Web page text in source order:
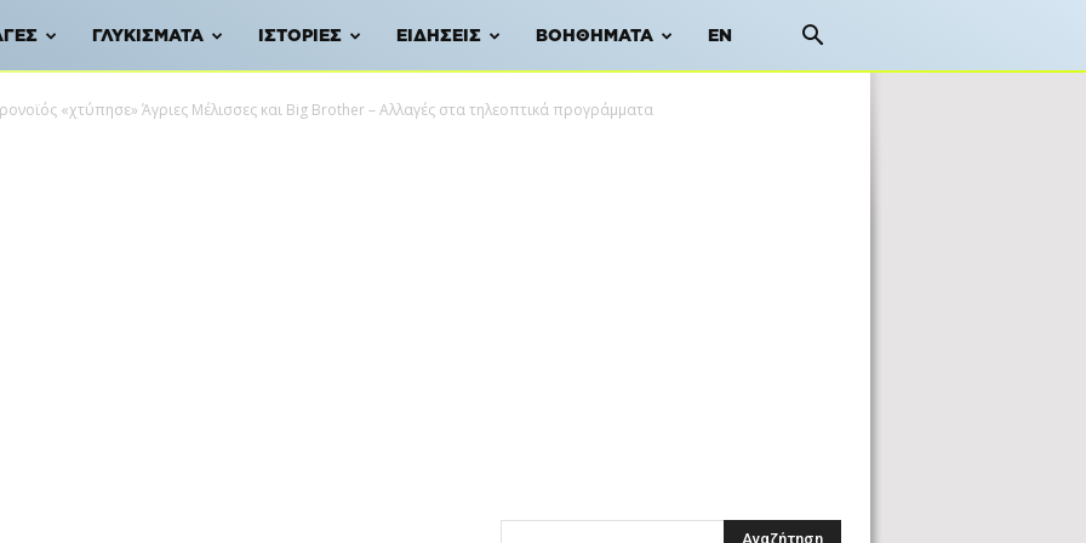
ΓΛΥΚΊΣΜΑΤΑ ΙΣΤΟΡΊΕΣ ΕΙΔΉΣΕΙΣ ΒΟΗΘΉΜΑΤΑ EN
«χτύπησε» Άγριες Μέλισσες και Big Brother – Αλλαγές στα τηλεοπτικά προγράμματα